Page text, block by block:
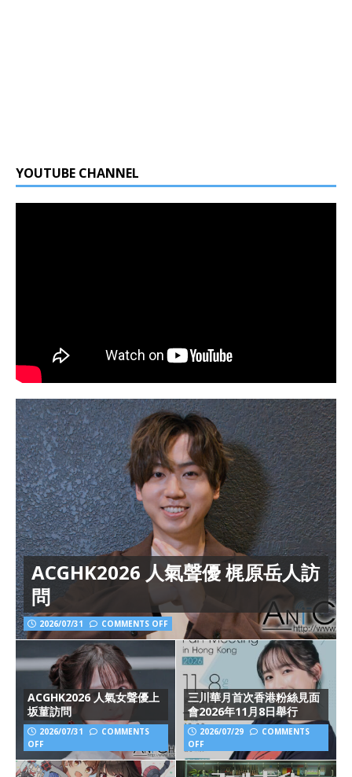
YOUTUBE CHANNEL
ACGHK2026 人氣聲優 梶原岳人訪
問
2026/07/31 COMMENTS OFF
ACGHK2026 人氣女聲優上
坂菫訪問
2026/07/31
COMMENTS
OFF
三川華月首次香港粉絲見面
會2026年11月8日舉行
2026/07/29
COMMENTS
OFF